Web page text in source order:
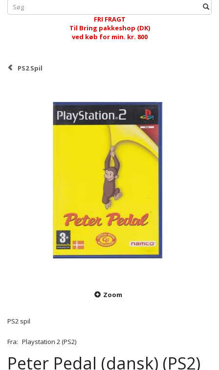
FRI FRAGT
Til Bring pakkeshop (DK)
ved køb for min. kr. 800
PS2 Spil
Zoom
PS2 spil
Fra: Playstation 2 (PS2)
Peter Pedal (dansk) (PS2)